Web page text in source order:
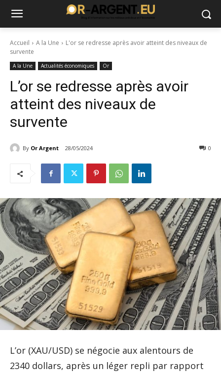
Accueil A la Une
L'or se redresse après avoir atteint des niveaux de
survente
A la Une Actualités économiques Or
L’or se redresse après avoir
atteint des niveaux de
survente
By Or Argent 28/05/2024 0
L’or (XAU/USD) se négocie aux alentours de
2340 dollars, après un léger repli par rapport